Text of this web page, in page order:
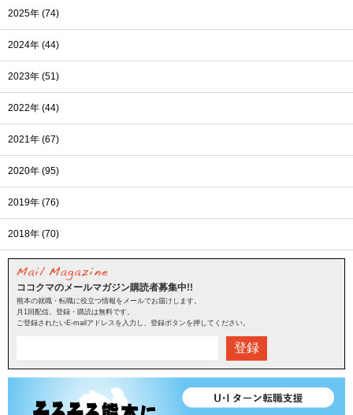
2025年 (74)
2024年 (44)
2023年 (51)
2022年 (44)
2021年 (67)
2020年 (95)
2019年 (76)
2018年 (70)
ココクマのメールマガジン購読者募集中!!
熊本の就職・転職に役立つ情報をメールでお届けします。
月1回配信。登録・購読は無料です。
ご登録されたいE-mailアドレスを入力し、登録ボタンを押してください。
登録